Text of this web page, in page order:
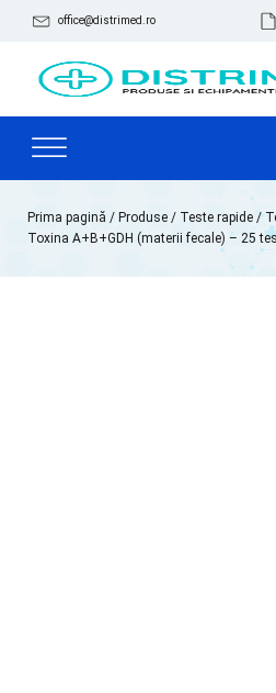
office@distrimed.ro
Prima pagină / Produse / Teste rapide /
Toxina A+B+GDH (materii fecale) – 25